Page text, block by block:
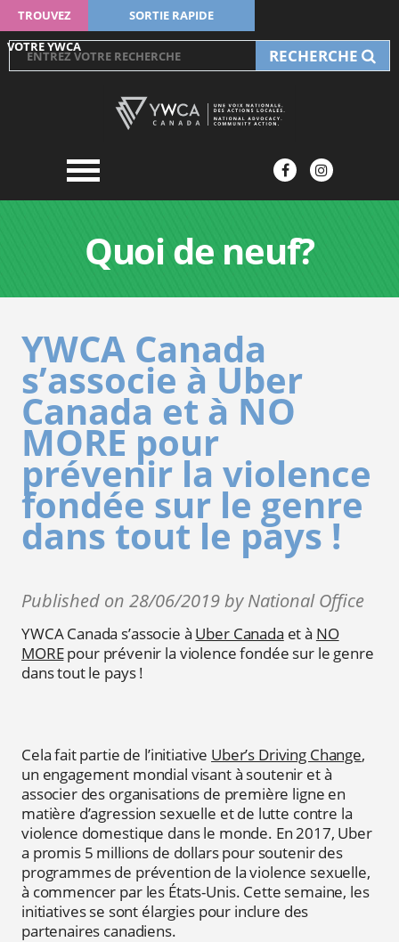
TROUVEZ
VOTRE YWCA
SORTIE RAPIDE
RECHERCHE
Quoi de neuf?
YWCA Canada
s’associe à Uber
Canada et à NO
MORE pour
prévenir la violence
fondée sur le genre
dans tout le pays !
Published on 28/06/2019 by National Office
YWCA Canada s’associe à Uber Canada et à NO
MOREpour prévenir la violence fondée sur le genre
dans tout le pays !
Cela fait partie de l’initiative Uber’s Driving Change,
un engagement mondial visant à soutenir et à
associer des organisations de première ligne en
matière d’agression sexuelle et de lutte contre la
violence domestique dans le monde. En 2017, Uber
a promis 5 millions de dollars pour soutenir des
programmes de prévention de la violence sexuelle,
à commencer par les États-Unis. Cette semaine, les
initiatives se sont élargies pour inclure des
partenaires canadiens.